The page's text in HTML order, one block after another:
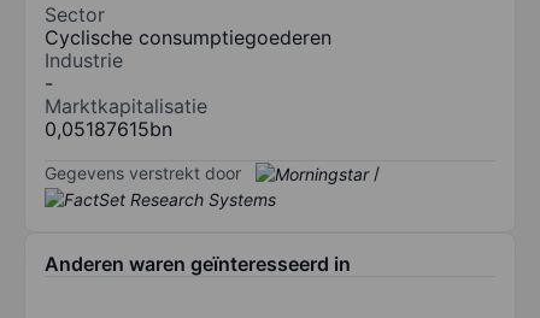
Sector
Cyclische consumptiegoederen
Industrie
-
Marktkapitalisatie
0,05187615bn
Gegevens verstrekt door /
Anderen waren geïnteresseerd in